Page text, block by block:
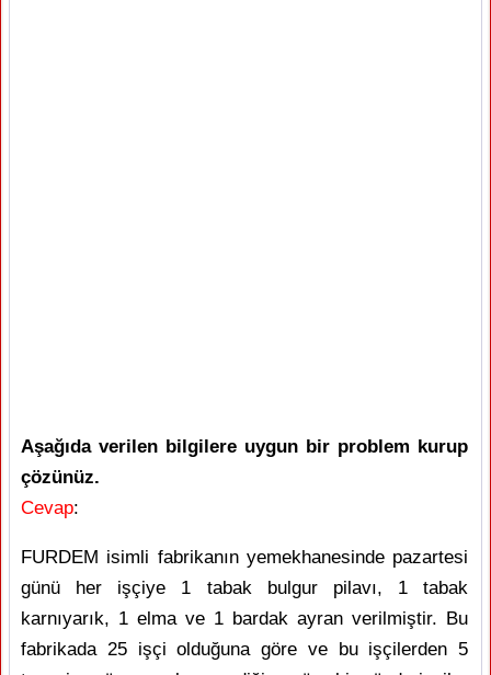
Aşağıda verilen bilgilere uygun bir problem kurup
çözünüz.
Cevap:
FURDEM isimli fabrikanın yemekhanesinde pazartesi
günü her işçiye 1 tabak bulgur pilavı, 1 tabak
karnıyarık, 1 elma ve 1 bardak ayran verilmiştir. Bu
fabrikada 25 işçi olduğuna göre ve bu işçilerden 5